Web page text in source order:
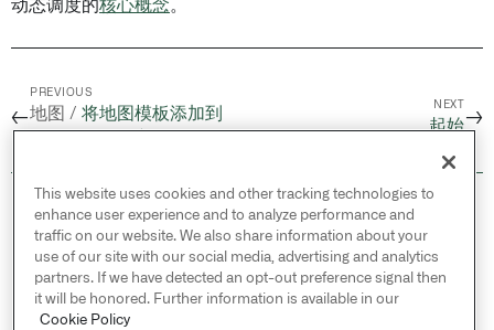
动态调度的核心概念。
←
PREVIOUS
地图 / 将地图模板添加到
NEXT
起始→
© 2026 Palantir Technologies Inc. All rights
reserved.
Cookies Statement ↗
Privacy Statement ↗
Terms of Use ↗
This website uses cookies and other tracking technologies to
enhance user experience and to analyze performance and
traffic on our website. We also share information about your
use of our site with our social media, advertising and analytics
partners. If we have detected an opt-out preference signal then
it will be honored. Further information is available in our
Cookie Policy